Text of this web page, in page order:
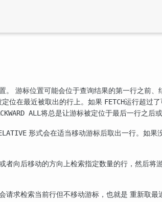
。 游标位置可能会位于查询结果的第一行之前
位在最近被取出的行上。如果 FETCH运行超过
ALL将总是让游标被定位于最后一行之后或
形式会在适当移动游标后取出一行。如
者向后移动的方向上检索指定数量的行，然后将
请求检索当前行但不移动游标，也就是 重新取